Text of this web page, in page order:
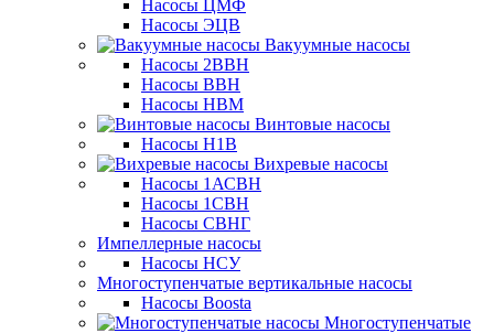
Насосы ЦМФ
Насосы ЭЦВ
Вакуумные насосы
Насосы 2ВВН
Насосы ВВН
Насосы НВМ
Винтовые насосы
Насосы Н1В
Вихревые насосы
Насосы 1АСВН
Насосы 1СВН
Насосы СВНГ
Импеллерные насосы
Насосы НСУ
Многоступенчатые вертикальные насосы
Насосы Boosta
Многоступенчатые